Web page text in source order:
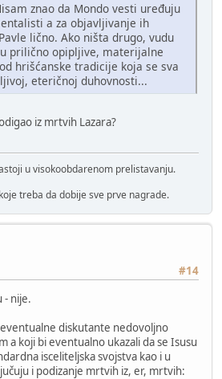
znao da Mondo vesti uređuju
a za objavljivanje ih
lično. Ako ništa drugo, vudu
prilično opipljive, materijalne
hrišćanske tradicije koja se sva
eteričnoj duhovnosti...
iz mrtvih Lazara?
u visokoobdarenom prelistavanju.
treba da dobije sve prve nagrade.
#14
- nije.
diskutante nedovoljno
a koji bi eventualno ukazali da se Isusu
isceliteljska svojstva kao i u
i podizanje mrtvih iz, er, mrtvih: